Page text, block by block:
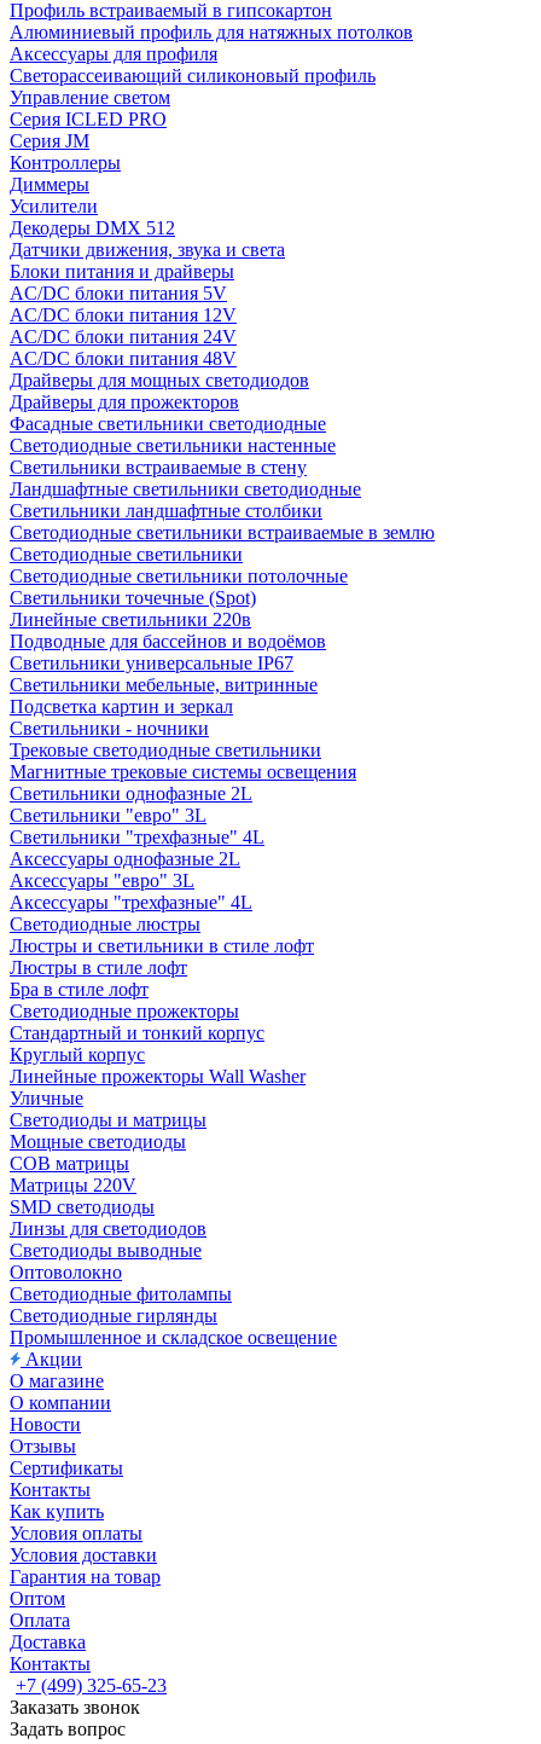
Профиль встраиваемый в гипсокартон
Алюминиевый профиль для натяжных потолков
Аксессуары для профиля
Светорассеивающий силиконовый профиль
Управление светом
Серия ICLED PRO
Серия JM
Контроллеры
Диммеры
Усилители
Декодеры DMX 512
Датчики движения, звука и света
Блоки питания и драйверы
AC/DC блоки питания 5V
AC/DC блоки питания 12V
AC/DC блоки питания 24V
AC/DC блоки питания 48V
Драйверы для мощных светодиодов
Драйверы для прожекторов
Фасадные светильники светодиодные
Светодиодные светильники настенные
Светильники встраиваемые в стену
Ландшафтные светильники светодиодные
Светильники ландшафтные столбики
Светодиодные светильники встраиваемые в землю
Светодиодные светильники
Светодиодные светильники потолочные
Светильники точечные (Spot)
Линейные светильники 220в
Подводные для бассейнов и водоёмов
Светильники универсальные IP67
Светильники мебельные, витринные
Подсветка картин и зеркал
Светильники - ночники
Трековые светодиодные светильники
Магнитные трековые системы освещения
Светильники однофазные 2L
Светильники "евро" 3L
Светильники "трехфазные" 4L
Аксессуары однофазные 2L
Аксессуары "евро" 3L
Аксессуары "трехфазные" 4L
Светодиодные люстры
Люстры и светильники в стиле лофт
Люстры в стиле лофт
Бра в стиле лофт
Светодиодные прожекторы
Стандартный и тонкий корпус
Круглый корпус
Линейные прожекторы Wall Washer
Уличные
Светодиоды и матрицы
Мощные светодиоды
COB матрицы
Матрицы 220V
SMD светодиоды
Линзы для светодиодов
Светодиоды выводные
Оптоволокно
Светодиодные фитолампы
Светодиодные гирлянды
Промышленное и складское освещение
Акции
О магазине
О компании
Новости
Отзывы
Сертификаты
Контакты
Как купить
Условия оплаты
Условия доставки
Гарантия на товар
Оптом
Оплата
Доставка
Контакты
+7 (499) 325-65-23
Заказать звонок
Задать вопрос